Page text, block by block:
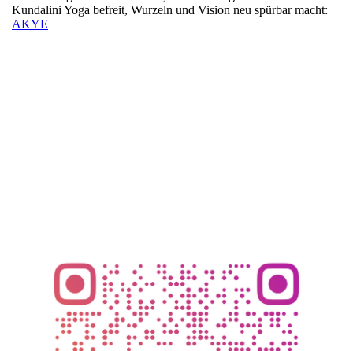
Kundalini Yoga befreit, Wurzeln und Vision neu spürbar macht:
AKYE